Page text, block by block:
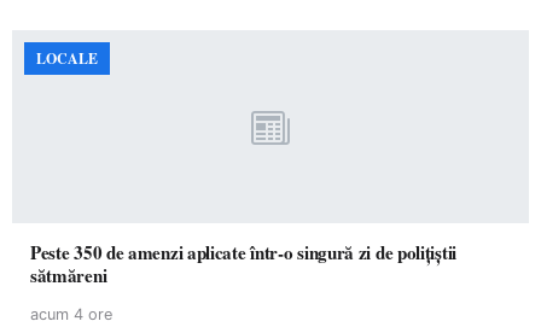
LOCALE
Peste 350 de amenzi aplicate într-o singură zi de polițiștii
sătmăreni
acum 4 ore